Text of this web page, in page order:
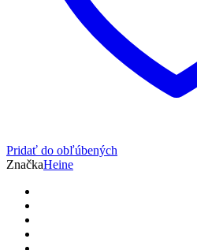
Pridať do obľúbených
ZnačkaHeine